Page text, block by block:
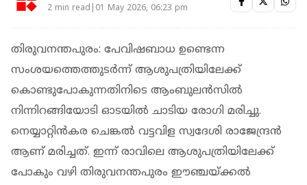
2 min read|01 May 2026, 06:23 pm
തിരുവനന്തപുരം: പേവിഷബാധ ഉണ്ടെന്ന
സംശയത്തെത്തുടര്‍ന്ന് ആശുപത്രിയിലേക്ക്
കൊണ്ടുപോകുന്നതിനിടെ ആംബുലന്‍സില്‍
നിന്നിറങ്ങിയോടി ഓടയില്‍ ചാടിയ രോഗി മരിച്ചു.
നെയ്യാറ്റിന്‍കര ചെങ്കല്‍ വട്ടവിള സ്വദേശി രാജേന്ദ്രന്‍
ആണ് മരിച്ചത്. ഇന്ന് രാവിലെ ആശുപത്രിയിലേക്ക്
പോകും വഴി തിരുവനന്തപുരം ഈഞ്ചയ്ക്കല്‍